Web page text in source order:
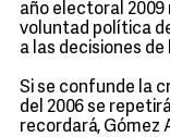
año electoral 2009
voluntad política
a las decisiones
Si se confunde la
del 2006 se
recordará, Gómez